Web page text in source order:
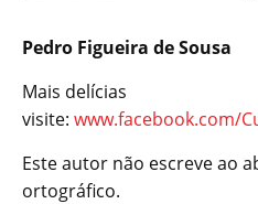
Pedro Figueira de Sousa
Mais delícias
visite: www.facebook.com/
Este autor não escreve ao
ortográfico.